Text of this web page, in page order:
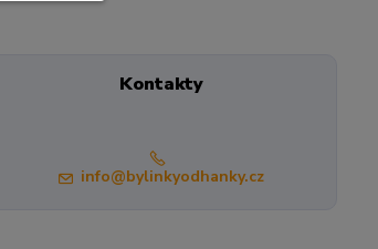
Kontakty
info@bylinkyodhanky.cz